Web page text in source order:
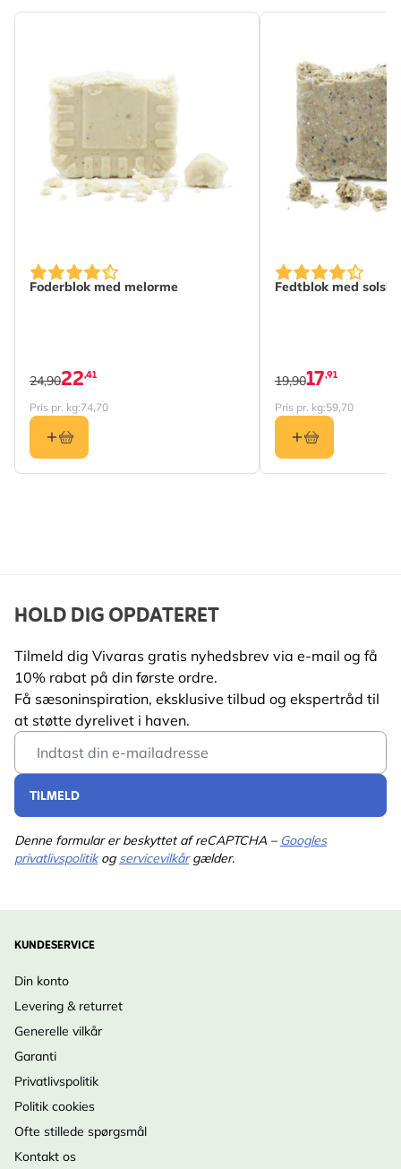
Højde
Længde
Vægt 0.09 kg
Kalorier (pr.
Bindemiddel
Kulhydrater 12.63%
Egnet til
Fugleborde, Eky’okulya
Fugl
Halemejse, Gråspurv,
Sangdrossel, Stær,
Læs mere
Foderblok med melorme
22,41
24,90
Pris pr. kg:74,70
Fedtblok med
17,91
19,90
Pris pr. kg:59,70
HOLD DIG OPDATERET
Tilmeld dig Vivaras gratis nyhedsbrev via e-mail og få
10% rabat på din første ordre.
Få sæsoninspiration, eksklusive tilbud og ekspertråd til
at støtte dyrelivet i haven.
Email Address
TILMELD
Denne formular er beskyttet af reCAPTCHA – Googles
privatlivspolitikog servicevilkårgælder.
KUNDESERVICE
Din konto
Levering & returret
Generelle vilkår
Garanti
Privatlivspolitik
Politik cookies
Ofte stillede spørgsmål
Kontakt os